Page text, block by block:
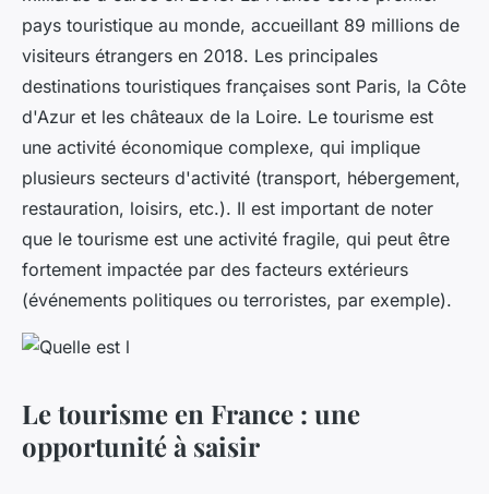
pays touristique au monde, accueillant 89 millions de
visiteurs étrangers en 2018. Les principales
destinations touristiques françaises sont Paris, la Côte
d'Azur et les châteaux de la Loire. Le tourisme est
une activité économique complexe, qui implique
plusieurs secteurs d'activité (transport, hébergement,
restauration, loisirs, etc.). Il est important de noter
que le tourisme est une activité fragile, qui peut être
fortement impactée par des facteurs extérieurs
(événements politiques ou terroristes, par exemple).
Le tourisme en France : une
opportunité à saisir